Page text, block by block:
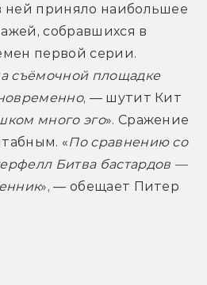
ней приняло наибольшее
собравшихся в
первой серии.
съёмочной площадке
, — шутит Кит
много эго». Сражение
«По сравнению со
Битва бастардов —
», — обещает Питер